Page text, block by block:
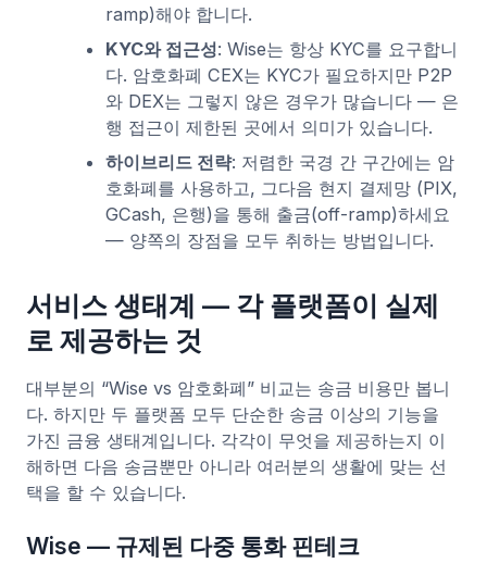
ramp)해야 합니다.
KYC와 접근성: Wise는 항상 KYC를 요구합니
다. 암호화폐 CEX는 KYC가 필요하지만 P2P
와 DEX는 그렇지 않은 경우가 많습니다 — 은
행 접근이 제한된 곳에서 의미가 있습니다.
하이브리드 전략: 저렴한 국경 간 구간에는 암
호화폐를 사용하고, 그다음 현지 결제망 (PIX,
GCash, 은행)을 통해 출금(off-ramp)하세요
— 양쪽의 장점을 모두 취하는 방법입니다.
서비스 생태계 — 각 플랫폼이 실제
로 제공하는 것
대부분의 “Wise vs 암호화폐” 비교는 송금 비용만 봅니
다. 하지만 두 플랫폼 모두 단순한 송금 이상의 기능을
가진 금융 생태계입니다. 각각이 무엇을 제공하는지 이
해하면 다음 송금뿐만 아니라 여러분의 생활에 맞는 선
택을 할 수 있습니다.
Wise — 규제된 다중 통화 핀테크